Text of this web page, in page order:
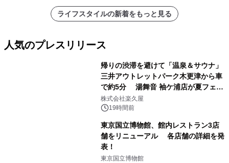
ライフスタイルの新着をもっと見る
人気のプレスリリース
帰りの渋滞を避けて「温泉＆サウナ」
三井アウトレットパーク木更津から車
で約5分 湯舞音 袖ケ浦店が夏フェア
メニューを提供
株式会社楽久屋
19時間前
東京国立博物館、館内レストラン3店
舗をリニューアル 各店舗の詳細を発
表！
東京国立博物館